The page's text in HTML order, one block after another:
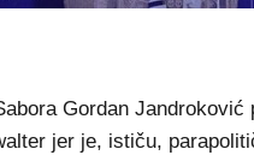
Gordan
jer je, ističu,